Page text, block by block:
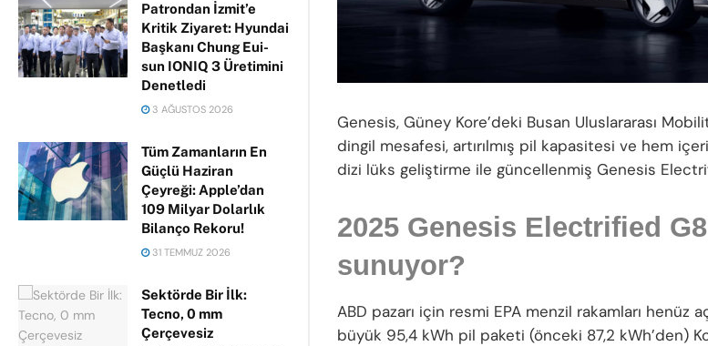
Patrondan İzmit’e
Kritik Ziyaret: Hyundai
Başkanı Chung Eui-
sun IONIQ 3 Üretimini
Denetledi
3 AĞUSTOS 2026
Tüm Zamanların En
Güçlü Haziran
Çeyreği: Apple’dan
109 Milyar Dolarlık
Bilanço Rekoru!
31 TEMMUZ 2026
Sektörde Bir İlk:
Tecno, 0 mm
Çerçevesiz
Genesis, Güney Kore’deki Busan Uluslararası
dingil mesafesi, artırılmış pil kapasitesi ve hem
dizi lüks geliştirme ile güncellenmiş Genesis
2025 Genesis Electrified
sunuyor?
ABD pazarı için resmi EPA menzil rakamları henüz
büyük 95,4 kWh pil paketi (önceki 87,2 kWh’den)